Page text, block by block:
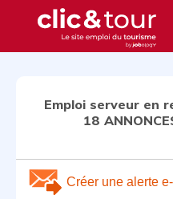
Emploi serveur en
18
Créer une alerte e-